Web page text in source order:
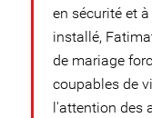
en sécurité et
installé,
de mariage
coupables de
l'attention des